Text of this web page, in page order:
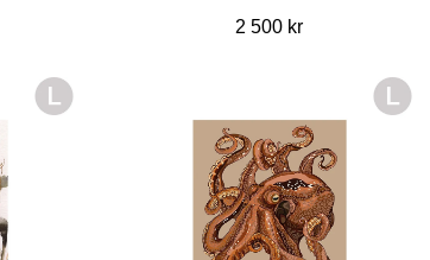
2 500 kr